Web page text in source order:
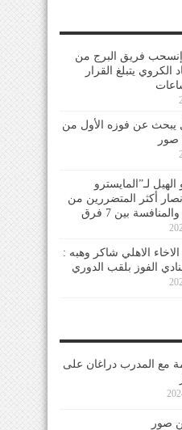
إنسحب فريق البرج من
الكروي يتبلغ القرار
يبحث عن فوزه الأول من
صور
لـ”المايسترو
أكثر المتضررين من
بين 7 فرق
الاهلي شاكر وهبه :
الفوز بلقب الدوري
مع المدرب دراغان على
صور